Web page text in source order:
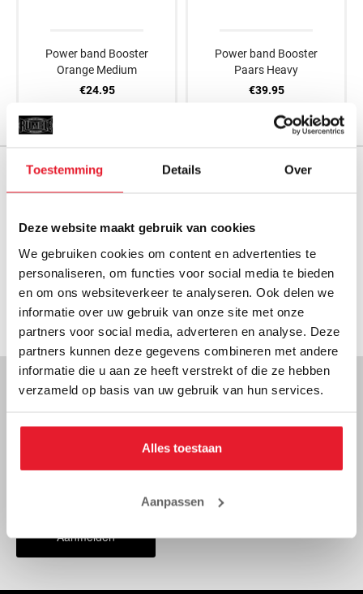
Toestemming Details Over
Deze website maakt gebruik van cookies
We gebruiken cookies om content en advertenties te
personaliseren, om functies voor social media te bieden
en om ons websiteverkeer te analyseren. Ook delen we
informatie over uw gebruik van onze site met onze
partners voor social media, adverteren en analyse. Deze
partners kunnen deze gegevens combineren met andere
informatie die u aan ze heeft verstrekt of die ze hebben
verzameld op basis van uw gebruik van hun services.
Alles toestaan
Aanpassen
Power band Booster
Orange Medium
€24.95
Power band Booster
Paars Heavy
€39.95
GRATIS VERZENDING VANAF € 100,-
m.u.v. grote en zware producten
GRATIS CADEAU’S BIJ BESTELLINGEN VANAF €150
GROOTSTE VOORRAAD VAN EUROPA
TRUSTPILOT SCORE 4.8/5
NOOIT MEER ACTIES OF KORTINGEN MISSEN?
Aanmelden